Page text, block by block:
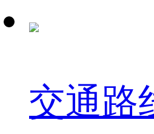
交通路